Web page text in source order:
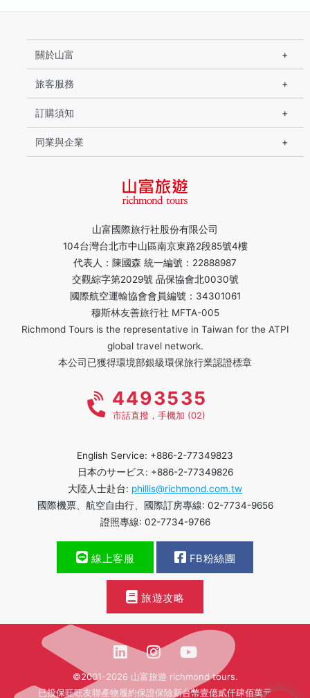
山富國際旅行社股份有限公司
104台灣台北市中山區南京東路2段85號4樓
代表人：陳國森 統一編號：22888987
交觀綜字第2029號 品保協會北0030號
國際航空運輸協會會員編號：34301061
穆斯林友善旅行社 MFTA-005
Richmond Tours is the representative in Taiwan for the ATPI
global travel network.
本公司已獲得環境部銀級環保旅行業認證標章
關於山富
旅客服務
訂購須知
同業與企業
4493535
市話直撥，手機加 (02)
English Service: +886-2-77349823
日本のサービス: +886-2-77349826
大陸人士赴台: phillis@richmond.com.tw
國際機票、航空自由行、國際訂房專線: 02-7734-9656
證照專線: 02-7734-9766
線上客服 FB粉絲團
旅遊攻略
©2001-2026 山富旅遊 richmond tours.
已投保旺旺友聯產物履約保證保險新台幣壹億貳仟肆佰萬元